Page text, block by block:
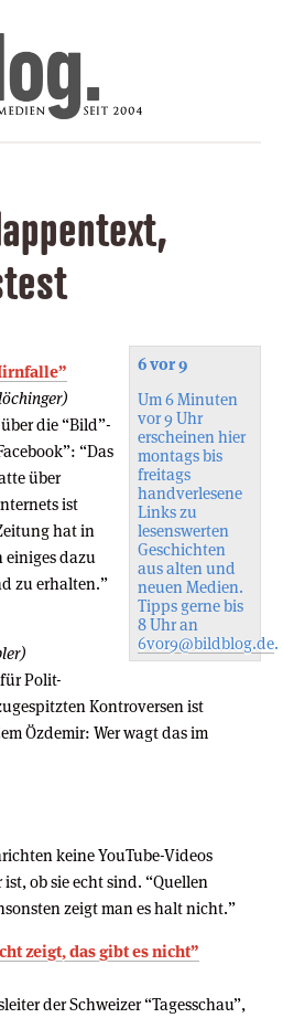
6 vor 9
Um 6 Minuten
vor 9 Uhr
erscheinen hier
montags bis
freitags
handverlesene
Links zu
lesenswerten
Geschichten
aus alten und
neuen Medien.
Tipps gerne bis
8 Uhr an
6vor9@bildblog.de.
die “Bild”-
“Das
über
ist
hat in
einiges dazu
zu erhalten.”
Polit-
Kontroversen ist
Özdemir: Wer wagt das im
keine YouTube-Videos
ob sie echt sind. “Quellen
zeigt man es halt nicht.”
zeigt, das gibt es nicht”
der Schweizer “Tagesschau”,